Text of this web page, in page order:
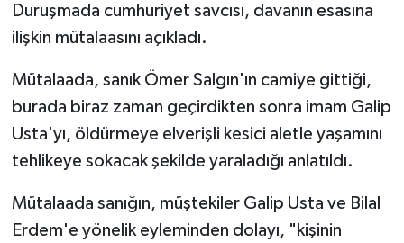
Duruşmada cumhuriyet savcısı, davanın esasına
ilişkin mütalaasını açıkladı.
Mütalaada, sanık Ömer Salgın'ın camiye gittiği,
burada biraz zaman geçirdikten sonra imam Galip
Usta'yı, öldürmeye elverişli kesici aletle yaşamını
tehlikeye sokacak şekilde yaraladığı anlatıldı.
Mütalaada sanığın, müştekiler Galip Usta ve Bilal
Erdem'e yönelik eyleminden dolayı, "kişinin
Bingöl Müftülüğü
Bolu Müftülüğü
Burdur Müftülüğü
Bursa Müftülüğü
Çanakkale Müftülüğü
Aile
Makaleler
Ekonomi
Duyurular
Podcast